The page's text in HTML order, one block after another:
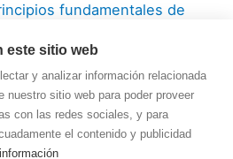
fundamentales de
y Negocios
este sitio web
y analizar información relacionada
nuestro sitio web para poder proveer
con las redes sociales, y para
el contenido y publicidad